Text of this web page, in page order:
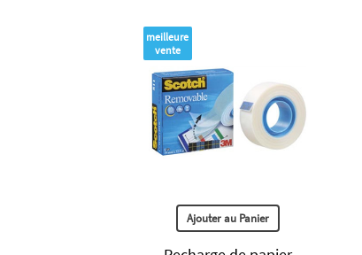
meilleure
vente
Ajouter au Panier